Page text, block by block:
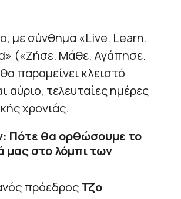
με σύνθημα «Live. Learn.
(«Ζήσε. Μάθε. Αγάπησε.
παραμείνει κλειστό
αύριο, τελευταίες ημέρες
χρονιάς.
Πότε θα ορθώσουμε το
μας στο λόμπι των
πρόεδροςΤζο